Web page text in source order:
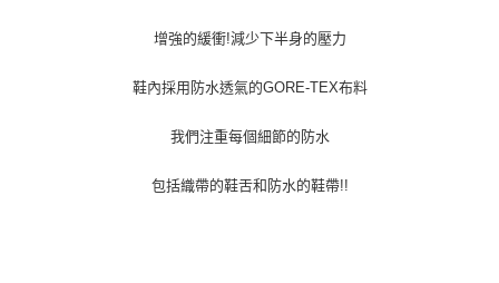
增強的緩衝!減少下半身的壓力
鞋內採用防水透氣的GORE-TEX布料
我們注重每個細節的防水
包括織帶的鞋舌和防水的鞋帶!!